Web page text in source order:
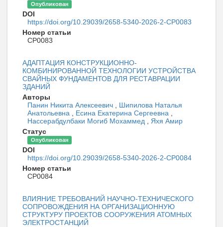
Опубликован
DOI
https://doi.org/10.29039/2658-5340-2026-2-CP0083
Номер статьи
CP0083
АДАПТАЦИЯ КОНСТРУКЦИОННО-
КОМБИНИРОВАННОЙ ТЕХНОЛОГИИ УСТРОЙСТВА
СВАЙНЫХ ФУНДАМЕНТОВ ДЛЯ РЕСТАВРАЦИИ
ЗДАНИЙ
Авторы
Панин Никита Алексеевич
Шипилова Наталья
Анатольевна
Есина Екатерина Сергеевна
Нассерабдулбаки Могиб Мохаммед
Яхя Амир
Статус
Опубликован
DOI
https://doi.org/10.29039/2658-5340-2026-2-CP0084
Номер статьи
CP0084
ВЛИЯНИЕ ТРЕБОВАНИЙ НАУЧНО-ТЕХНИЧЕСКОГО
СОПРОВОЖДЕНИЯ НА ОРГАНИЗАЦИОННУЮ
СТРУКТУРУ ПРОЕКТОВ СООРУЖЕНИЯ АТОМНЫХ
ЭЛЕКТРОСТАНЦИЙ